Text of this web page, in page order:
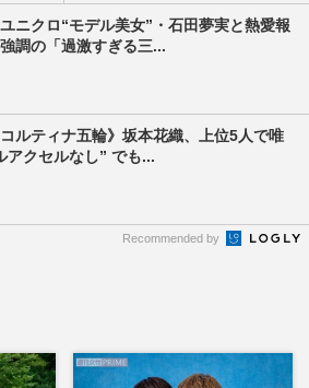
ニクロ“モデル美女”・石田夢実と熱愛報
調の「過激すぎる三...
コルティナ五輪》坂本花織、上位5人で唯
アクセルなし” でも...
Recommended by